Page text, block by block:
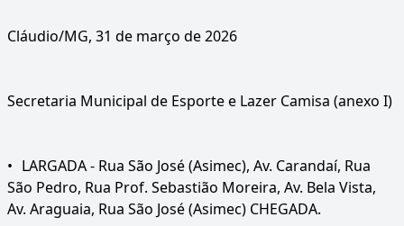
Cláudio/MG, 31 de março de 2026
Secretaria Municipal de Esporte e Lazer Camisa (anexo I)
• LARGADA - Rua São José (Asimec), Av. Carandaí, Rua
São Pedro, Rua Prof. Sebastião Moreira, Av. Bela Vista,
Av. Araguaia, Rua São José (Asimec) CHEGADA.